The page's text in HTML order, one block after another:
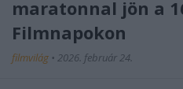
maratonnal jön a
Filmnapokon
filmvilág • 2026. február 24.